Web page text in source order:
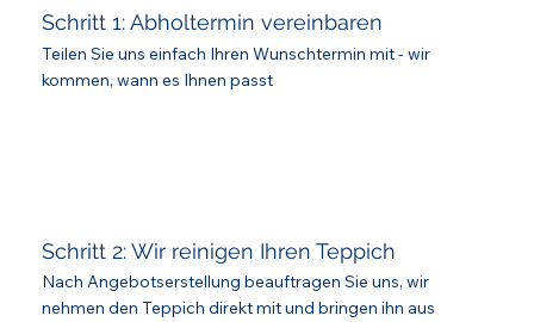
Schritt 1: Abholtermin vereinbaren
Teilen Sie uns einfach Ihren Wunschtermin mit - wir
kommen, wann es Ihnen passt
Schritt 2: Wir reinigen Ihren Teppich
Nach Angebotserstellung beauftragen Sie uns, wir
nehmen den Teppich direkt mit und bringen ihn aus